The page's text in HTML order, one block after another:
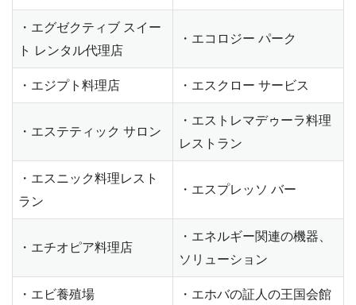
・エグゼクティブ スイー
ト レンタル代理店
・エコロジー パーク
・エジプト料理店 ・エスクロー サービス
・エステティック サロン
・エストレマデゥーラ料理
レストラン
・エスニック料理レスト
ラン
・エスプレッソ バー
・エチオピア料理店
・エネルギー関連の機器、
ソリューション
・エビ養殖場 ・エホバの証人の王国会館